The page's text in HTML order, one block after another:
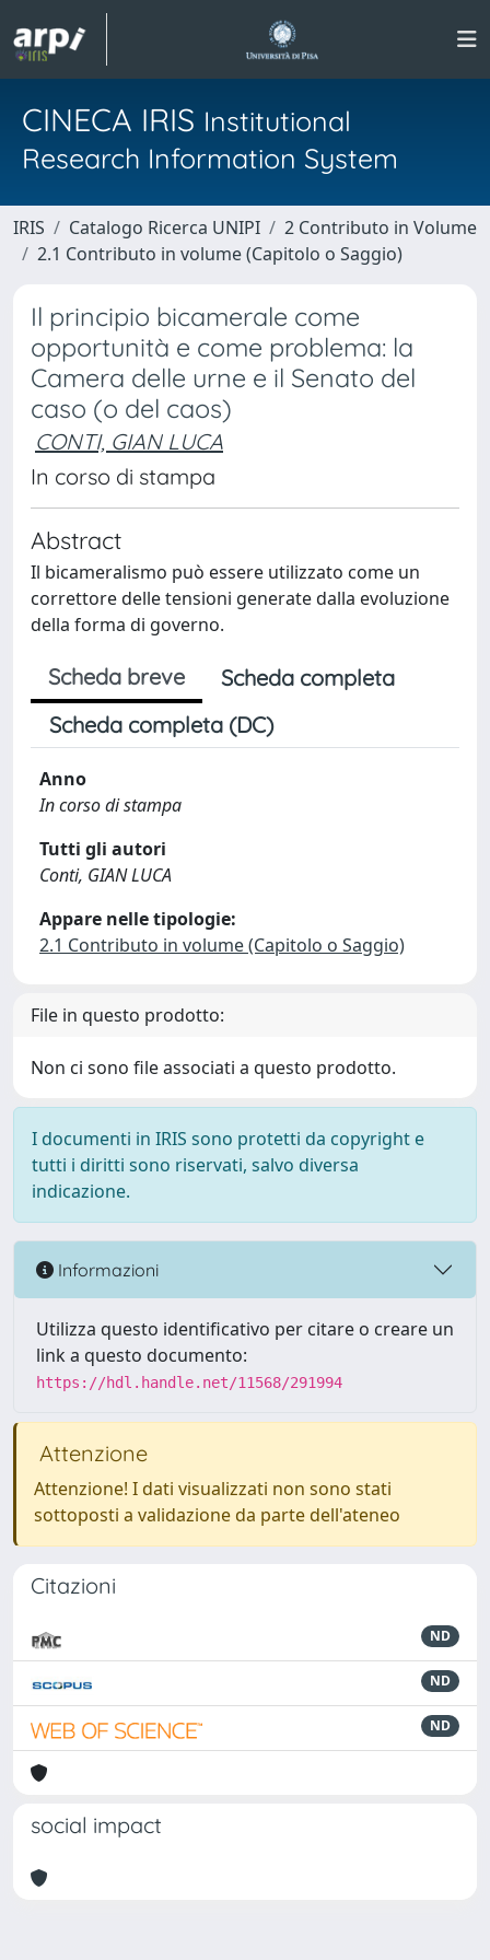
CINECA IRIS Institutional
Research Information System
IRIS Catalogo Ricerca UNIPI
2 Contributo in Volume
2.1 Contributo in volume (Capitolo o Saggio)
Il principio bicamerale come
opportunità e come problema: la
Camera delle urne e il Senato del
caso (o del caos)
CONTI, GIAN LUCA
In corso di stampa
Abstract
Il bicameralismo può essere utilizzato come un
correttore delle tensioni generate dalla evoluzione
della forma di governo.
Scheda breve
Scheda completa
Scheda completa (DC)
Anno
In corso di stampa
Tutti gli autori
Conti, GIAN LUCA
Appare nelle tipologie:
2.1 Contributo in volume (Capitolo o Saggio)
File in questo prodotto:
Non ci sono file associati a questo prodotto.
I documenti in IRIS sono protetti da copyright e
tutti i diritti sono riservati, salvo diversa
indicazione.
Informazioni
Utilizza questo identificativo per citare o creare un
link a questo documento:
https://hdl.handle.net/11568/291994
Attenzione
Attenzione! I dati visualizzati non sono stati
sottoposti a validazione da parte dell'ateneo
Citazioni
ND
ND
ND
social impact